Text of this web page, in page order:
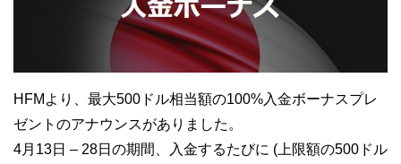
HFMより、最大500ドル相当額の100%入金ボーナスプレ
ゼントのアナウンスがありました。
4月13日 – 28日の期間、入金するたびに (上限額の500ドル